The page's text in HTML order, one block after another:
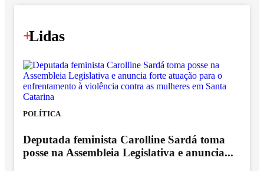
+
Lidas
POLÍTICA
Deputada feminista Carolline Sardá toma
posse na Assembleia Legislativa e anuncia...